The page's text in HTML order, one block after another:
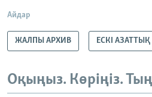
Айдар
ЖАЛПЫ АРХИВ ЕСКІ
Оқыңыз. Көріңіз.